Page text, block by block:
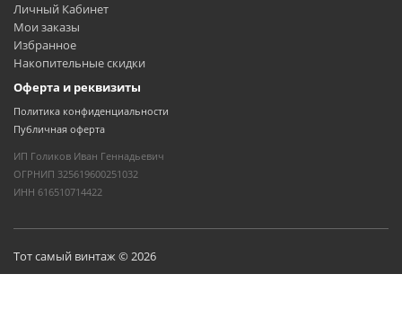
Личный Кабинет
Мои заказы
Избранное
Накопительные скидки
Оферта и реквизиты
Политика конфиденциальности
Публичная оферта
ИП Голиков Иван Геннадьевич
ОГРНИП 325619600251032
ИНН 616510714422
Тот самый винтаж © 2026